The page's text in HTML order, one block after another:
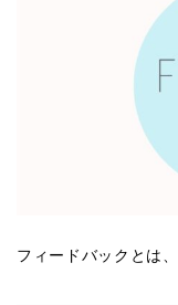
フィードバックとは、